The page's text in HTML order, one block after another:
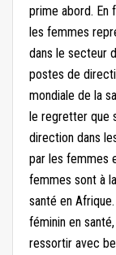
prime abord. En
les femmes
dans le secteur
postes de
mondiale de la
le regretter que
direction dans
par les femmes
femmes sont à
santé en
féminin en
ressortir avec